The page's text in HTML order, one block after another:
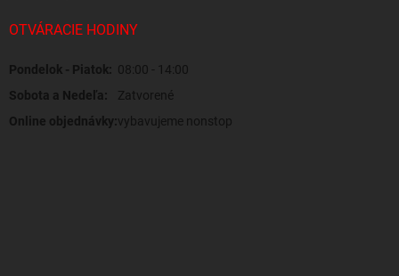
OTVÁRACIE HODINY
Pondelok - Piatok: 08:00 - 14:00
Sobota a Nedeľa:
Zatvorené
Online objednávky:vybavujeme nonstop